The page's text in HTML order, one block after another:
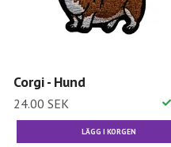
Corgi - Hund
24.00 SEK